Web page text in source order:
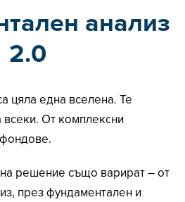
анализ
2.0
цяла една вселена. Те
всеки. От комплексни
решение също варират – от
през фундаментален и